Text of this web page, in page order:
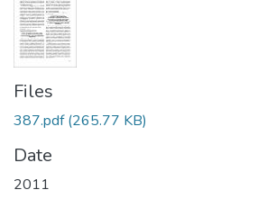
Files
387.pdf(265.77 KB)
Date
2011